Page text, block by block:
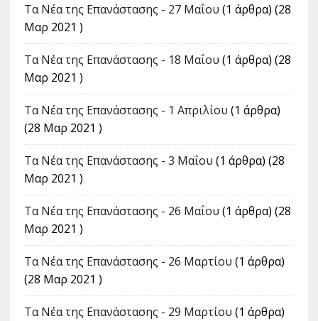
Τα Νέα της Επανάστασης - 27 Μαΐου (1 άρθρα) (28
Μαρ 2021 )
Τα Νέα της Επανάστασης - 18 Μαΐου (1 άρθρα) (28
Μαρ 2021 )
Τα Νέα της Επανάστασης - 1 Απριλίου (1 άρθρα)
(28 Μαρ 2021 )
Τα Νέα της Επανάστασης - 3 Μαΐου (1 άρθρα) (28
Μαρ 2021 )
Τα Νέα της Επανάστασης - 26 Μαΐου (1 άρθρα) (28
Μαρ 2021 )
Τα Νέα της Επανάστασης - 26 Μαρτίου (1 άρθρα)
(28 Μαρ 2021 )
Τα Νέα της Επανάστασης - 29 Μαρτίου (1 άρθρα)